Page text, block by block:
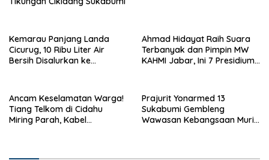
Kemarau Panjang Landa
Cicurug, 10 Ribu Liter Air
Bersih Disalurkan ke
Ahmad Hidayat Raih Suara
Terbanyak dan Pimpin MW
KAHMI Jabar, Ini 7 Presidium
Ancam Keselamatan Warga!
Tiang Telkom di Cidahu
Miring Parah, Kabel
Prajurit Yonarmed 13
Sukabumi Gembleng
Wawasan Kebangsaan Murid